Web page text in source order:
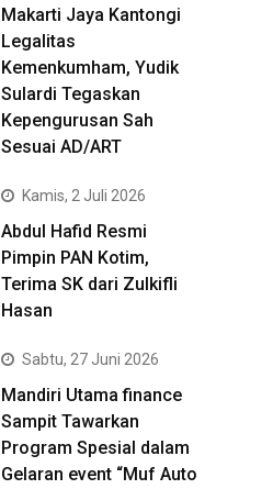
Makarti Jaya Kantongi
Legalitas
Kemenkumham, Yudik
Sulardi Tegaskan
Kepengurusan Sah
Sesuai AD/ART
Kamis, 2 Juli 2026
Abdul Hafid Resmi
Pimpin PAN Kotim,
Terima SK dari Zulkifli
Hasan
Sabtu, 27 Juni 2026
Mandiri Utama finance
Sampit Tawarkan
Program Spesial dalam
Gelaran event “Muf Auto